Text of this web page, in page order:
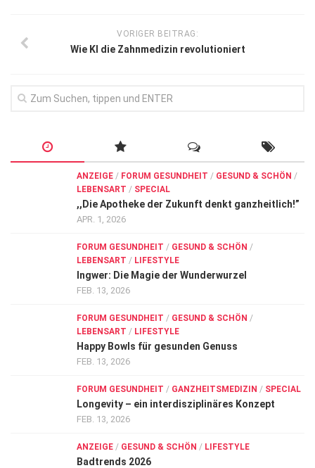
VORIGER BEITRAG:
Wie KI die Zahnmedizin revolutioniert
ANZEIGE / FORUM GESUNDHEIT / GESUND & SCHÖN /
LEBENSART / SPECIAL
,,Die Apotheke der Zukunft denkt ganzheitlich!”
APR. 1, 2026
FORUM GESUNDHEIT / GESUND & SCHÖN /
LEBENSART / LIFESTYLE
Ingwer: Die Magie der Wunderwurzel
FEB. 13, 2026
FORUM GESUNDHEIT / GESUND & SCHÖN /
LEBENSART / LIFESTYLE
Happy Bowls für gesunden Genuss
FEB. 13, 2026
FORUM GESUNDHEIT / GANZHEITSMEDIZIN / SPECIAL
Longevity – ein interdisziplinäres Konzept
FEB. 13, 2026
ANZEIGE / GESUND & SCHÖN / LIFESTYLE
Badtrends 2026